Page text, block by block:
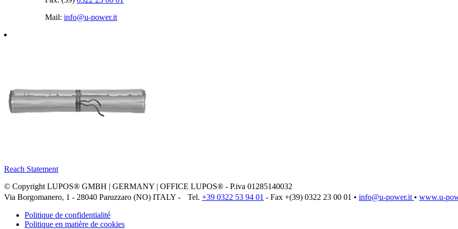
Mail: info@u‑power.it
Reach Statement
© Copyright LUPOS® GMBH | GERMANY | OFFICE LUPOS® - P.iva 01285140032
Via Borgomanero, 1 - 28040 Paruzzaro (NO) ITALY - Tel. +39 0322 53 94 01 - Fax +(39) 0322 23 00 01 • info@u‑power.it •
Politique de confidentialité
Politique en matière de cookies